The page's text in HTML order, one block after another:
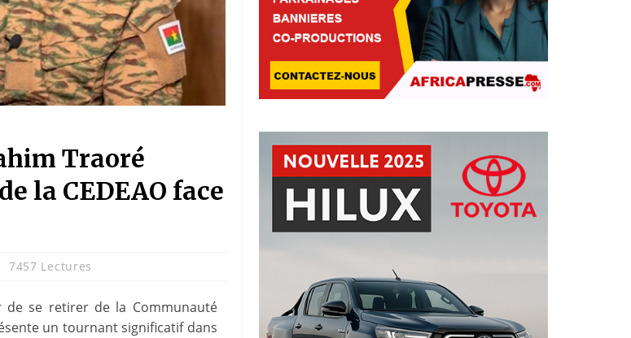
Traoré
la CEDEAO face
7457 Lectures
de se retirer de la Communauté
un tournant significatif dans